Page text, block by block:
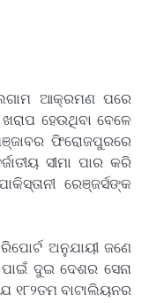
ଆକ୍ରମଣ ପରେ
ହେଉଥିବା ବେଳେ
ଫିରୋଜପୁରରେ
ସୀମା ପାର କରି
ରେଞ୍ଜର୍ସଙ୍କ
ଅନୁଯାୟୀ ଜଣେ
ଦୁଇ ଦେଶର ସେନା
୧୮୨ତମ ବାଟାଲିୟନର